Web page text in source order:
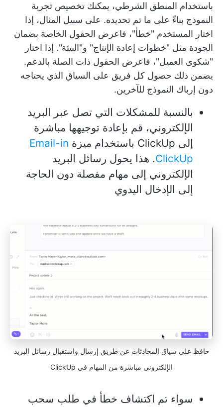
باستخدام المنطق الشرطي، يمكنك تخصيص تجربة
النموذج بناءً على ما تم تحديده. على سبيل المثال، إذا
اختار المستخدم "خطأ"، فاعرض الحقول الخاصة بضمان
الجودة مثل "خطوات إعادة الإنتاج" و"البيئة". إذا اختار
"شكوى العميل"، فاعرض الحقول ذات الصلة بالدعم.
يضمن ذلك حصول كل فريق على السياق الذي يحتاجه
دون إرباك النموذج للآخرين.
بالنسبة للمشكلات التي تصل عبر البريد
الإلكتروني، قم بإعادة توجيهها مباشرة
إلى ClickUp باستخدام ميزة
Email-in
ClickUp. هذا يحول رسائل البريد
الإلكتروني إلى مهام مفصلة دون الحاجة
إلى الإدخال اليدوي
حافظ على سياق المحادثات عن طريق إرسال واستقبال رسائل البريد
الإلكتروني مباشرة من المهام في ClickUp
سواء تم اكتشاف خطأ في طلب سحب